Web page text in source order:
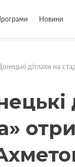
Новини
дітлахи на